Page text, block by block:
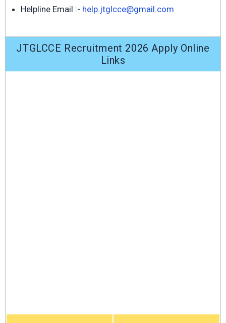
Helpline Email :- help.jtglcce@gmail.com
JTGLCCE Recruitment 2026 Apply Online
Links